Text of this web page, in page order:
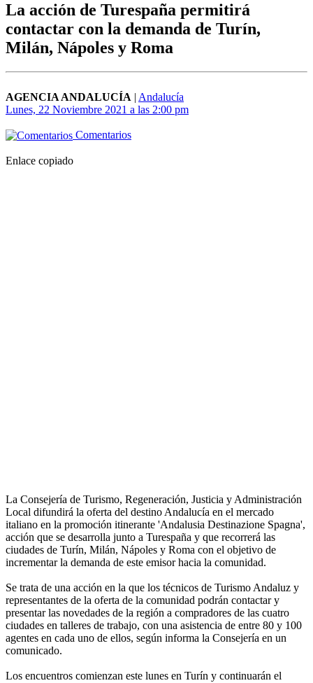
La acción de Turespaña permitirá
contactar con la demanda de Turín,
Milán, Nápoles y Roma
AGENCIA ANDALUCÍA | Andalucía
Lunes, 22 Noviembre 2021 a las 2:00 pm
Comentarios
Enlace copiado
La Consejería de Turismo, Regeneración, Justicia y Administración
Local difundirá la oferta del destino Andalucía en el mercado
italiano en la promoción itinerante 'Andalusia Destinazione Spagna',
acción que se desarrolla junto a Turespaña y que recorrerá las
ciudades de Turín, Milán, Nápoles y Roma con el objetivo de
incrementar la demanda de este emisor hacia la comunidad.
Se trata de una acción en la que los técnicos de Turismo Andaluz y
representantes de la oferta de la comunidad podrán contactar y
presentar las novedades de la región a compradores de las cuatro
ciudades en talleres de trabajo, con una asistencia de entre 80 y 100
agentes en cada uno de ellos, según informa la Consejería en un
comunicado.
Los encuentros comienzan este lunes en Turín y continuarán el